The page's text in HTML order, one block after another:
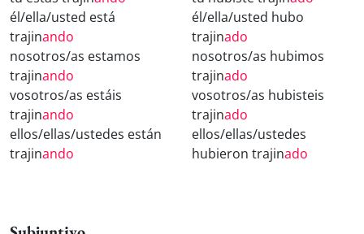
él/ella/usted está
trajinando
nosotros/as estamos
trajinando
vosotros/as estáis
trajinando
ellos/ellas/ustedes están
trajinando
él/ella/usted hubo
trajinado
nosotros/as hubimos
trajinado
vosotros/as hubisteis
trajinado
ellos/ellas/ustedes
hubieron trajinado